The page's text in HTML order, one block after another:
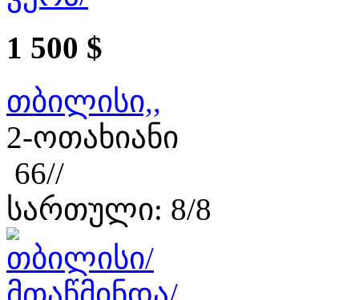
1 500 $
თბილისი,,
2-ოთახიანი
66//
სართული: 8/8